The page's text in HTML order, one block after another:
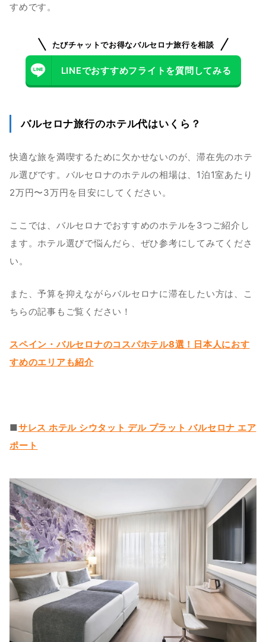
すめです。
たびチャットでお得なバルセロナ旅行を相談
LINEでおすすめフライトを質問してみる
バルセロナ旅行のホテル代はいくら？
快適な旅を満喫するために欠かせないのが、滞在先のホテ
ル選びです。バルセロナのホテルの相場は、1泊1室あたり
2万円〜3万円を目安にしてください。
ここでは、バルセロナでおすすめのホテルを3つご紹介し
ます。ホテル選びで悩んだら、ぜひ参考にしてみてくださ
い。
また、予算を抑えながらバルセロナに滞在したい方は、こ
ちらの記事もご覧ください！
スペイン・バルセロナのコスパホテル8選！日本人におす
すめのエリアも紹介
■サレス ホテル シウタット デル プラット バルセロナ エア
ポート